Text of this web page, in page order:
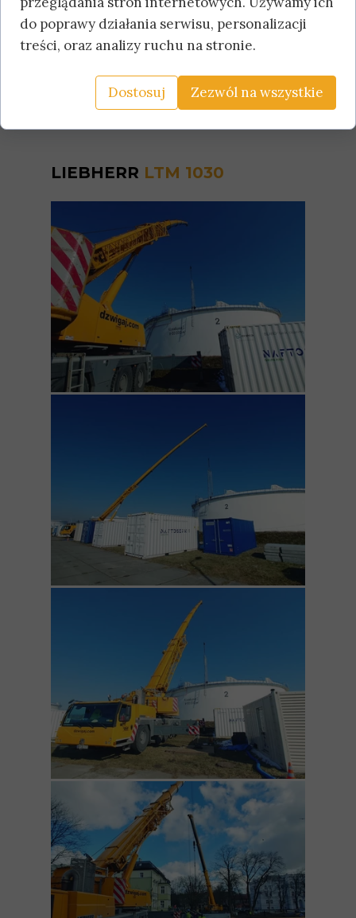
LIEBHERR LTM 1030
do poprawy działania serwisu, personalizacji
treści, oraz analizy ruchu na stronie.
Dostosuj Zezwól na wszystkie